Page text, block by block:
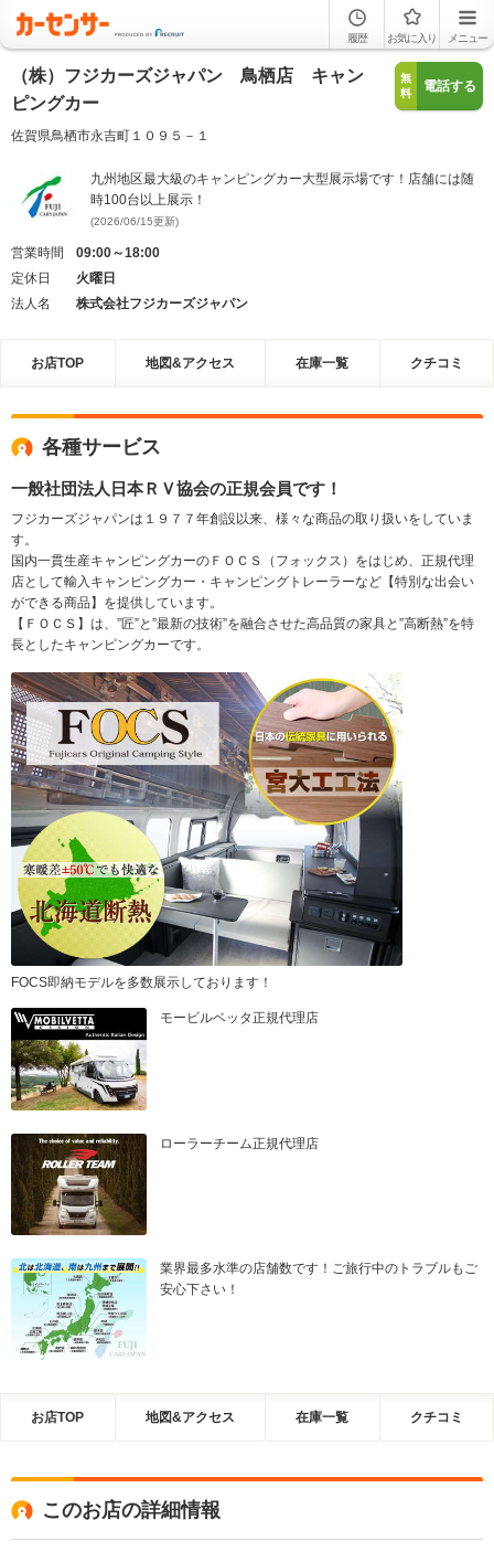
履歴 お気に入り メニュー
（株）フジカーズジャパン 鳥栖店 キャン
ピングカー
佐賀県鳥栖市永吉町１０９５－１
無
料
電話する
九州地区最大級のキャンピングカー大型展示場です！店舗には随
時100台以上展示！
(2026/06/15更新)
営業時間
09:00～18:00
定休日
火曜日
法人名
株式会社フジカーズジャパン
お店TOP 地図&アクセス 在庫一覧 クチコミ
各種サービス
一般社団法人日本ＲＶ協会の正規会員です！
フジカーズジャパンは１９７７年創設以来、様々な商品の取り扱いをしていま
す。
国内一貫生産キャンピングカーのＦＯＣＳ（フォックス）をはじめ、正規代理
店として輸入キャンピングカー・キャンピングトレーラーなど【特別な出会い
ができる商品】を提供しています。
【ＦＯＣＳ】は、”匠”と”最新の技術”を融合させた高品質の家具と”高断熱”を特
長としたキャンピングカーです。
FOCS即納モデルを多数展示しております！
モービルベッタ正規代理店
ローラーチーム正規代理店
業界最多水準の店舗数です！ご旅行中のトラブルもご
安心下さい！
お店TOP 地図&アクセス 在庫一覧 クチコミ
このお店の詳細情報